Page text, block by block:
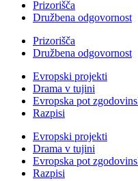
Prizorišča
Družbena odgovornost
Prizorišča
Družbena odgovornost
Evropski projekti
Drama v tujini
Evropska pot
Razpisi
Evropski projekti
Drama v tujini
Evropska pot
Razpisi